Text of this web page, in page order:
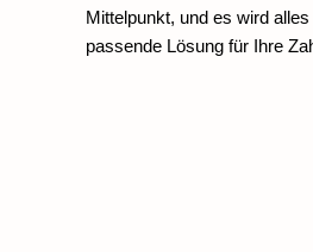
Mittelpunkt, und es wird
passende Lösung für Ihre